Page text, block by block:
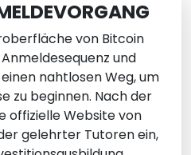
von Bitcoin
und
nahtlosen Weg, um
zu beginnen. Nach der
offizielle Website von
gelehrter Tutoren ein,